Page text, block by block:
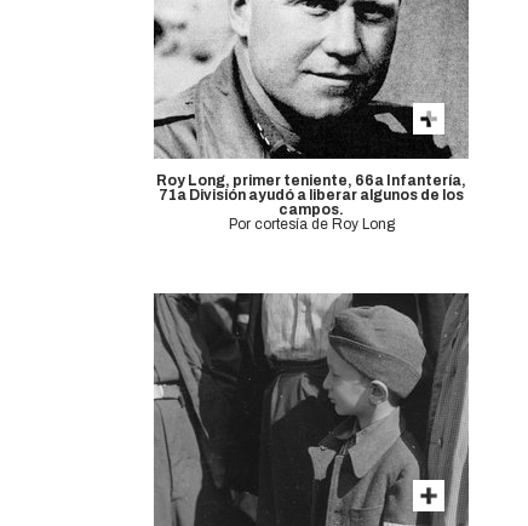
Roy Long, primer teniente, 66a Infantería,
71a División ayudó a liberar algunos de los
campos.
Por cortesía de Roy Long